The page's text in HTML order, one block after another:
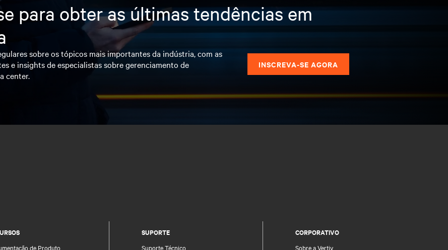
para obter as últimas tendências em
sobre os tópicos mais importantes da indústria, com as
e insights de especialistas sobre gerenciamento de
center.
INSCREVA-SE AGORA
de Produto
SUPORTE
Suporte Técnico
CORPORATIVO
Sobre a Vertiv